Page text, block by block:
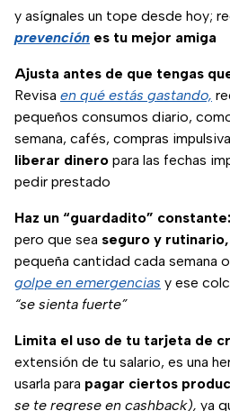
y asígnales un tope desde hoy;
prevención es tu mejor amiga
Ajusta antes de que tengas
Revisa en qué estás gastando,
pequeños consumos diario,
semana, cafés, compras
liberar dinero para las fechas
pedir prestado
Haz un “guardadito” constante:
pero que sea seguro y rutinario,
pequeña cantidad cada semana
golpe en emergencias y ese
“se sienta fuerte”
Limita el uso de tu tarjeta de
extensión de tu salario, es una
usarla para pagar ciertos
se te regrese en cashback), ya